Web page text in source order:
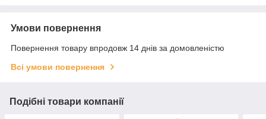
Умови повернення
Повернення товару впродовж 14 днів за домовленістю
Всі умови повернення
Подібні товари компанії